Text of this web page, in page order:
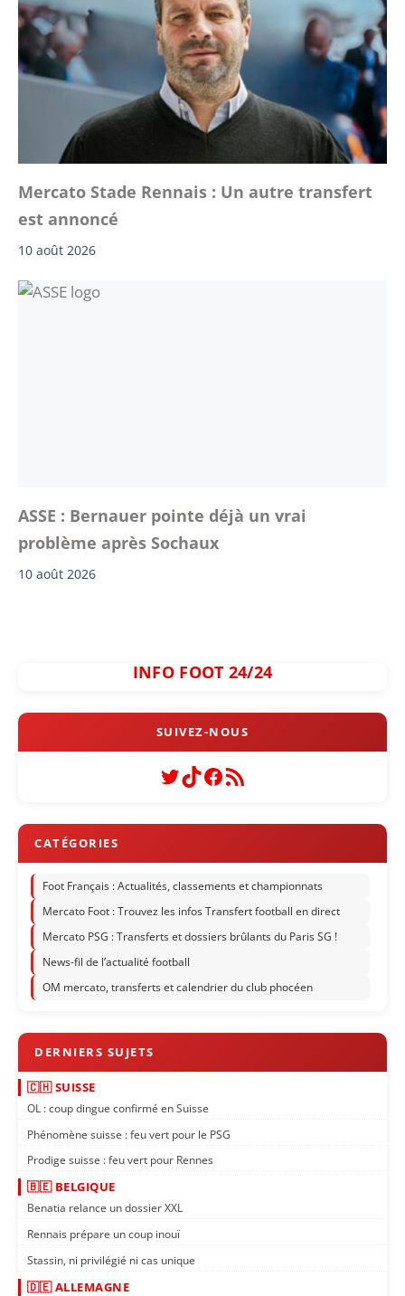
Mercato Stade Rennais : Un autre transfert
est annoncé
10 août 2026
ASSE : Bernauer pointe déjà un vrai
problème après Sochaux
10 août 2026
INFO FOOT 24/24
Twitter
TikTok
Facebook
Flux RSS
Foot Français : Actualités, classements et championnats
Mercato Foot : Trouvez les infos Transfert football en direct
Mercato PSG : Transferts et dossiers brûlants du Paris SG !
News-fil de l’actualité football
OM mercato, transferts et calendrier du club phocéen
🇨🇭 SUISSE
OL : coup dingue confirmé en Suisse
Phénomène suisse : feu vert pour le PSG
Prodige suisse : feu vert pour Rennes
🇧🇪 BELGIQUE
Benatia relance un dossier XXL
Rennais prépare un coup inouï
Stassin, ni privilégié ni cas unique
🇩🇪 ALLEMAGNE